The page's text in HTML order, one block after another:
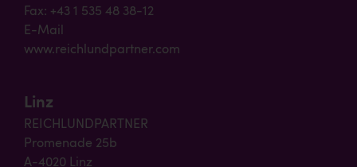
Fax: +43 1 535 48 38-12
E-Mail
www.reichlundpartner.com
Linz
REICHLUNDPARTNER
Promenade 25b
A-4020 Linz